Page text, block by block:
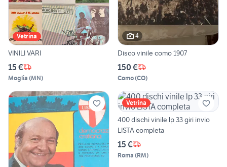
Vetrina
VINILI VARI
15 €
Moglia (MN)
4
Disco vinile como 1907
150 €
Como(CO)
Vetrina
400 dischi vinile lp 33 giri invio
LISTA completa
15 €
Roma (RM)